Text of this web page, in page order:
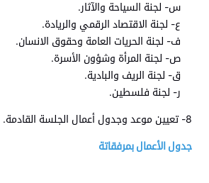
س- لجنة السياحة والآثار.
ع- لجنة الاقتصاد الرقمي والريادة.
ف- لجنة الحريات العامة وحقوق الانسان.
ص- لجنة المرأة وشؤون الأسرة.
ق‌- لجنة الريف والبادية.
ر- لجنة فلسطين.
8- تعيين موعد وجدول أعمال الجلسة القادمة.
جدول الأعمال بمرفقاتة